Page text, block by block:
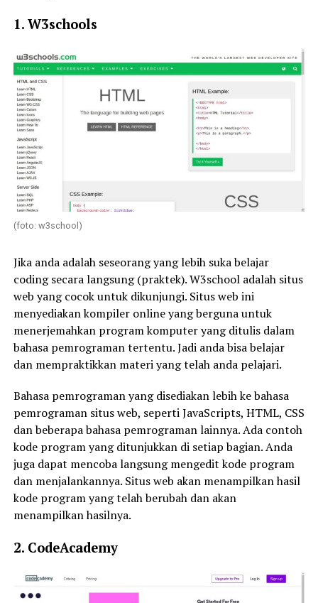
1. W3schools
(foto: w3school)
Jika anda adalah seseorang yang lebih suka belajar
coding secara langsung (praktek). W3school adalah situs
web yang cocok untuk dikunjungi. Situs web ini
menyediakan kompiler online yang berguna untuk
menerjemahkan program komputer yang ditulis dalam
bahasa pemrograman tertentu. Jadi anda bisa belajar
dan mempraktikkan materi yang telah anda pelajari.
Bahasa pemrograman yang disediakan lebih ke bahasa
pemrograman situs web, seperti JavaScripts, HTML, CSS
dan beberapa bahasa pemrograman lainnya. Ada contoh
kode program yang ditunjukkan di setiap bagian. Anda
juga dapat mencoba langsung mengedit kode program
dan menjalankannya. Situs web akan menampilkan hasil
kode program yang telah berubah dan akan
menampilkan hasilnya.
2. CodeAcademy